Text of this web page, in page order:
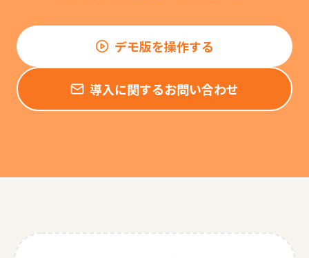
デモ版を操作する
導入に関するお問い合わせ